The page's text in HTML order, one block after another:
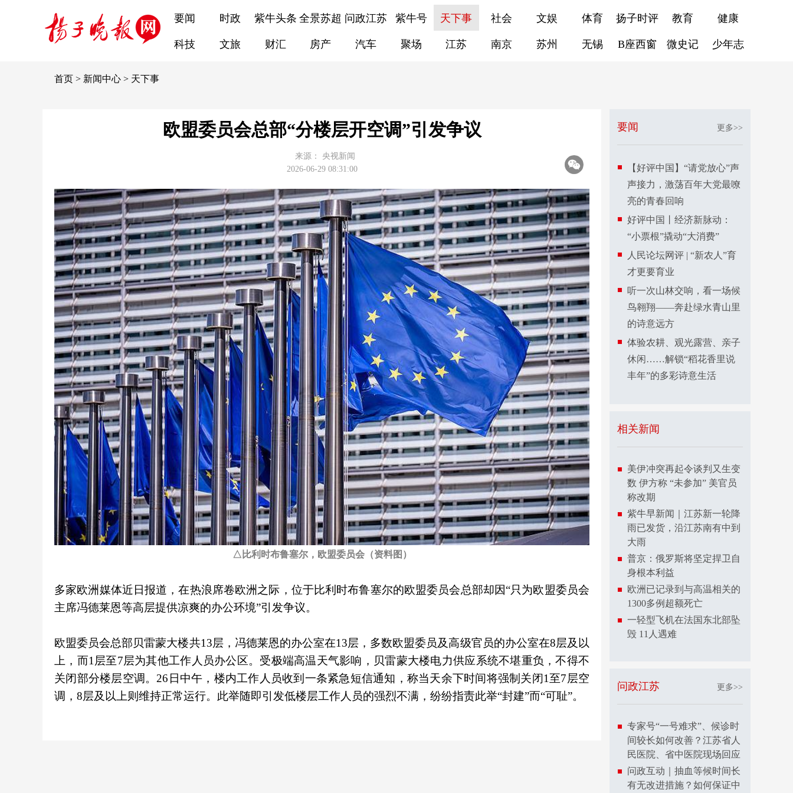
要闻 时政 紫牛头条 全景苏超 问政江苏 紫牛号 天下事 社会 文娱 体育 扬子时评 教育 健康
科技 文旅 财汇 房产 汽车 聚场 江苏 南京 苏州 无锡 B座西窗 微史记 少年志
首页 > 新闻中心 > 天下事
欧盟委员会总部“分楼层开空调”引发争议
来源：
央视新闻
2026-06-29 08:31:00
△比利时布鲁塞尔，欧盟委员会（资料图）
多家欧洲媒体近日报道，在热浪席卷欧洲之际，位于比利时布鲁塞尔的欧盟委员会总部却因“只为欧盟委员会
主席冯德莱恩等高层提供凉爽的办公环境”引发争议。
欧盟委员会总部贝雷蒙大楼共13层，冯德莱恩的办公室在13层，多数欧盟委员及高级官员的办公室在8层及以
上，而1层至7层为其他工作人员办公区。受极端高温天气影响，贝雷蒙大楼电力供应系统不堪重负，不得不
关闭部分楼层空调。26日中午，楼内工作人员收到一条紧急短信通知，称当天余下时间将强制关闭1至7层空
调，8层及以上则维持正常运行。此举随即引发低楼层工作人员的强烈不满，纷纷指责此举“封建”而“可耻”。
要闻 更多>>
【好评中国】“请党放心”声
声接力，激荡百年大党最嘹
亮的青春回响
好评中国丨经济新脉动：
“小票根”撬动“大消费”
人民论坛网评 | “新农人”育
才更要育业
听一次山林交响，看一场候
鸟翱翔——奔赴绿水青山里
的诗意远方
体验农耕、观光露营、亲子
休闲……解锁“稻花香里说
丰年”的多彩诗意生活
相关新闻
美伊冲突再起令谈判又生变
数 伊方称 “未参加” 美官员
称改期
紫牛早新闻｜江苏新一轮降
雨已发货，沿江苏南有中到
大雨
普京：俄罗斯将坚定捍卫自
身根本利益
欧洲已记录到与高温相关的
1300多例超额死亡
一轻型飞机在法国东北部坠
毁 11人遇难
问政江苏 更多>>
专家号“一号难求”、候诊时
间较长如何改善？江苏省人
民医院、省中医院现场回应
问政互动｜抽血等候时间长
有无改进措施？如何保证中